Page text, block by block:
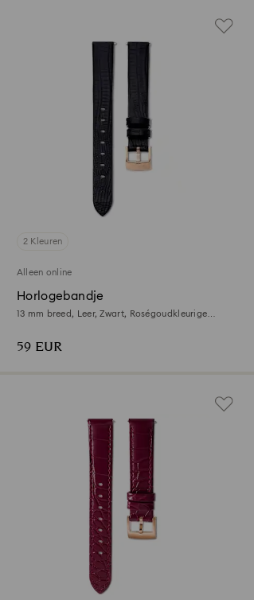
2 Kleuren
Alleen online
Horlogebandje
13 mm breed, Leer, Zwart, Roségoudkleurige
59 EUR